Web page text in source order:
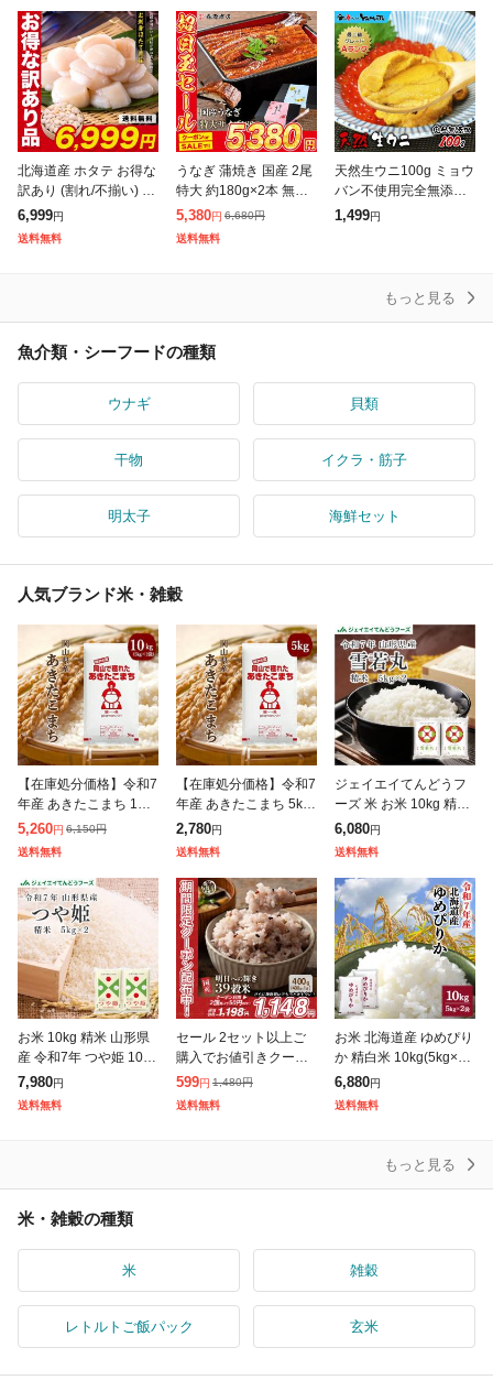
北海道産 ホタテ お得な
訳あり (割れ/不揃い) 生
ほたて貝柱 どっさり1k
g 帆立 ホタテ ほたて 刺
6,999円
送料無料
うなぎ 蒲焼き 国産 2尾
特大 約180g×2本 無投
薬 選べる 鹿児島県産
鰻 ウナギ かば焼き ス
タミナ グルメ 食品 ギ
5,380円 6,680円
送料無料
天然生ウニ100g ミョウ
バン不使用完全無添加
うに 雲丹 海鮮丼 寿司
1,499円
もっと見る
魚介類・シーフードの種類
ウナギ 貝類
干物 イクラ・筋子
明太子 海鮮セット
人気ブランド米・雑穀
【在庫処分価格】令和7
年産 あきたこまち 10k
g (5kg×2袋) 岡山県産
ブランド米 米 お米 送
料無料 10キロ 北海道
5,260円 6,150円
送料無料
【在庫処分価格】令和7
年産 あきたこまち 5kg
(5kg×1袋) 岡山県産 ブ
ランド米 米 お米 送料
無料 5キロ 北海道・沖
2,780円
送料無料
ジェイエイてんどうフ
ーズ 米 お米 10kg 精米
山形県産 令和7年 雪若
丸 10kg (5kg×2袋) 【キ
ャンセル不可・着
6,080円
送料無料
お米 10kg 精米 山形県
産 令和7年 つや姫 10kg
(5kg×2袋) 【キャンセ
ル不可・着日指定不
可】【※沖縄・離島は
7,980円
送料無料
セール 2セット以上ご
購入でお値引きクーポ
ン有り! 雑穀 雑穀米 国
産 明日への輝き39穀米
ブレンド 400g 送料無
599円 1,480円
送料無料
お米 北海道産 ゆめぴり
か 精白米 10kg(5kg×2
袋) 令和7年産 / ブラン
ド米 米 国内産
6,880円
送料無料
もっと見る
米・雑穀の種類
米 雑穀
レトルトご飯パック 玄米